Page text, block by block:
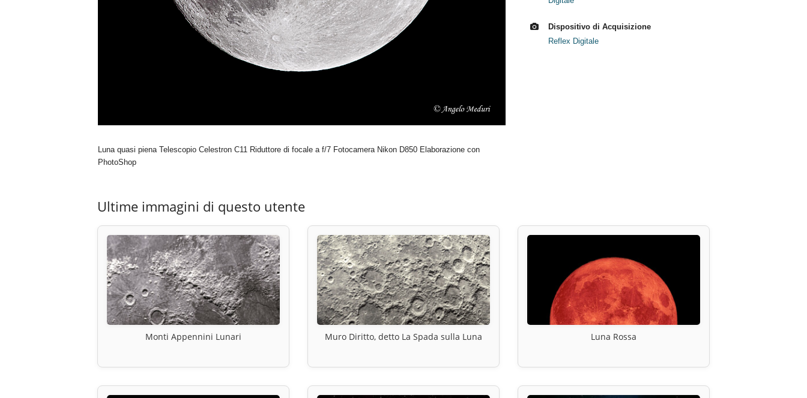
Luna quasi piena Telescopio Celestron C11 Riduttore di focale a f/7 Fotocamera Nikon D850 Elaborazione con
PhotoShop
Dispositivo di Acquisizione
Reflex Digitale
Ultime immagini di questo utente
Monti Appennini Lunari Muro Diritto, detto La Spada sulla Luna Luna Rossa